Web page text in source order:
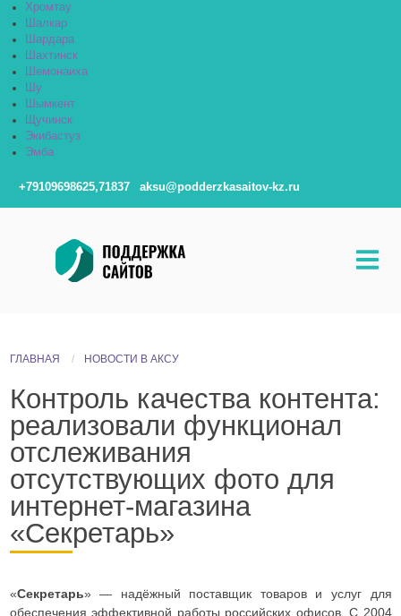
Хромтау
Шалкар
Шардара
Шахтинск
Шемонаиха
Шу
Шымкент
Щучинск
Экибастуз
Эмба
+79109698625,71837 aksu@podderzkasaitov-kz.ru
ГЛАВНАЯ НОВОСТИ В АКСУ
Контроль качества контента:
реализовали функционал
отслеживания
отсутствующих фото для
интернет-магазина
«Секретарь»
«Секретарь» — надёжный поставщик товаров и услуг для
обеспечения эффективной работы российских офисов. С 2004